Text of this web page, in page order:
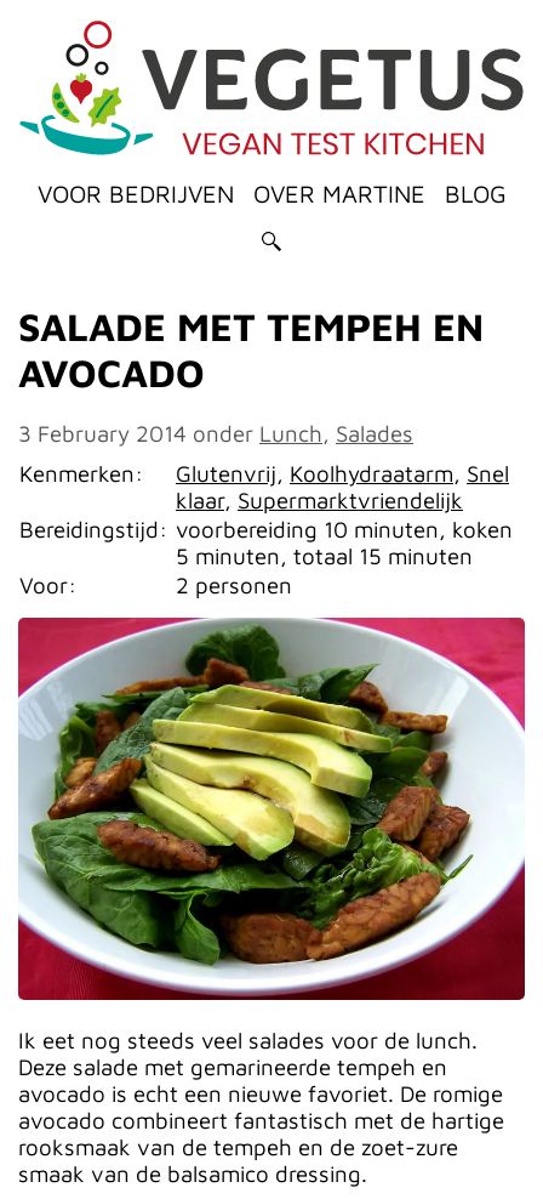
VOOR BEDRIJVEN OVER MARTINE BLOG
SALADE MET TEMPEH EN
AVOCADO
3 February 2014 onder Lunch, Salades
Kenmerken:
Glutenvrij, Koolhydraatarm, Snel
klaar, Supermarktvriendelijk
Bereidingstijd: voorbereiding 10 minuten, koken
5 minuten, totaal 15 minuten
Voor:
2 personen
Ik eet nog steeds veel salades voor de lunch.
Deze salade met gemarineerde tempeh en
avocado is echt een nieuwe favoriet. De romige
avocado combineert fantastisch met de hartige
rooksmaak van de tempeh en de zoet-zure
smaak van de balsamico dressing.